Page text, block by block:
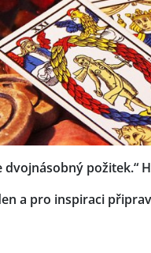
požitek.“
a pro inspiraci